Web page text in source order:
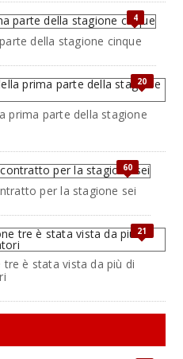
4
della stagione cinque
20
prima parte della stagione
60
per la stagione sei
21
tre è stata vista da più di